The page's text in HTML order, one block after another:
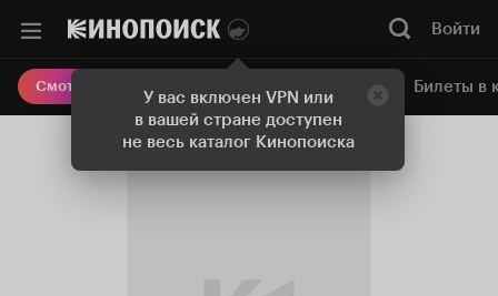
У вас включен VPN или
в вашей стране доступен
не весь каталог Кинопоиска
Войти
Смотреть кино Онлайн-кинотеатр Билеты в